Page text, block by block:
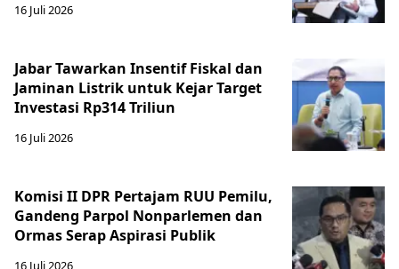
16 Juli 2026
Jabar Tawarkan Insentif Fiskal dan
Jaminan Listrik untuk Kejar Target
Investasi Rp314 Triliun
16 Juli 2026
Komisi II DPR Pertajam RUU Pemilu,
Gandeng Parpol Nonparlemen dan
Ormas Serap Aspirasi Publik
16 Juli 2026